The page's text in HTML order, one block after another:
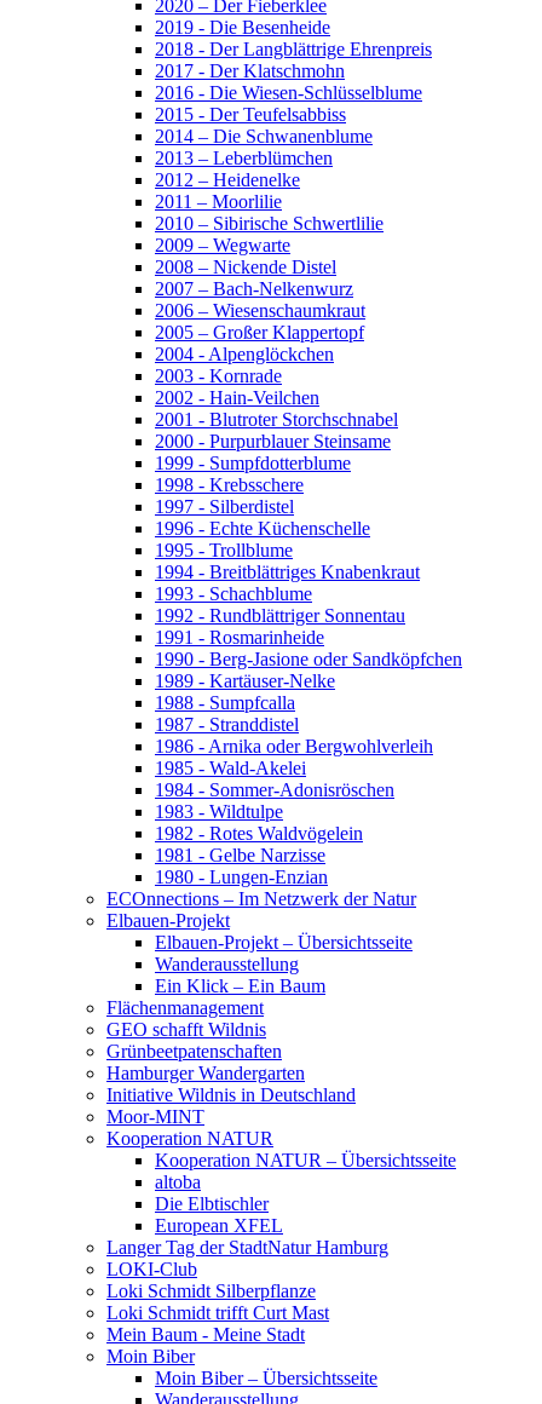
2020 – Der Fieberklee
2019 - Die Besenheide
2018 - Der Langblättrige Ehrenpreis
2017 - Der Klatschmohn
2016 - Die Wiesen-Schlüsselblume
2015 - Der Teufelsabbiss
2014 – Die Schwanenblume
2013 – Leberblümchen
2012 – Heidenelke
2011 – Moorlilie
2010 – Sibirische Schwertlilie
2009 – Wegwarte
2008 – Nickende Distel
2007 – Bach-Nelkenwurz
2006 – Wiesenschaumkraut
2005 – Großer Klappertopf
2004 - Alpenglöckchen
2003 - Kornrade
2002 - Hain-Veilchen
2001 - Blutroter Storchschnabel
2000 - Purpurblauer Steinsame
1999 - Sumpfdotterblume
1998 - Krebsschere
1997 - Silberdistel
1996 - Echte Küchenschelle
1995 - Trollblume
1994 - Breitblättriges Knabenkraut
1993 - Schachblume
1992 - Rundblättriger Sonnentau
1991 - Rosmarinheide
1990 - Berg-Jasione oder Sandköpfchen
1989 - Kartäuser-Nelke
1988 - Sumpfcalla
1987 - Stranddistel
1986 - Arnika oder Bergwohlverleih
1985 - Wald-Akelei
1984 - Sommer-Adonisröschen
1983 - Wildtulpe
1982 - Rotes Waldvögelein
1981 - Gelbe Narzisse
1980 - Lungen-Enzian
ECOnnections – Im Netzwerk der Natur
Elbauen-Projekt
Elbauen-Projekt – Übersichtsseite
Wanderausstellung
Ein Klick – Ein Baum
Flächenmanagement
GEO schafft Wildnis
Grünbeetpatenschaften
Hamburger Wandergarten
Initiative Wildnis in Deutschland
Moor-MINT
Kooperation NATUR
Kooperation NATUR – Übersichtsseite
altoba
Die Elbtischler
European XFEL
Langer Tag der StadtNatur Hamburg
LOKI-Club
Loki Schmidt Silberpflanze
Loki Schmidt trifft Curt Mast
Mein Baum - Meine Stadt
Moin Biber
Moin Biber – Übersichtsseite
Wanderausstellung